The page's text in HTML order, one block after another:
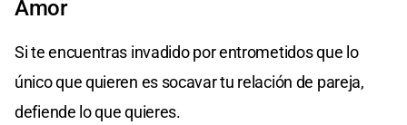
Amor
Si te encuentras invadido por entrometidos que lo
único que quieren es socavar tu relación de pareja,
defiende lo que quieres.